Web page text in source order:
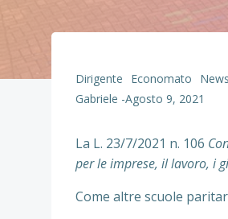
Dirigente Economato News
Gabriele -Agosto 9, 2021
La L. 23/7/2021 n. 106
per le imprese, il lavoro, i
Come altre scuole